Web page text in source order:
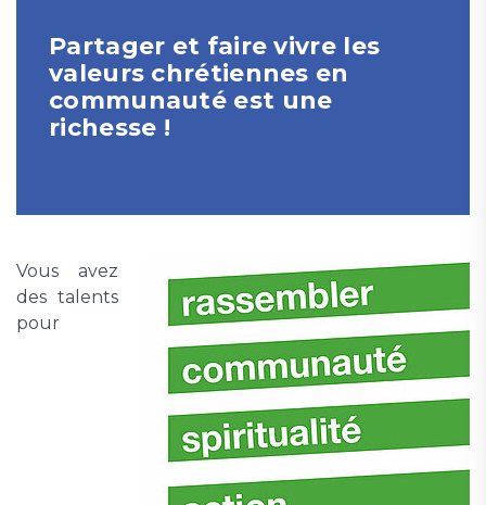
Partager et faire vivre les
valeurs chrétiennes en
communauté est une
richesse !
Vous avez
des talents
pour